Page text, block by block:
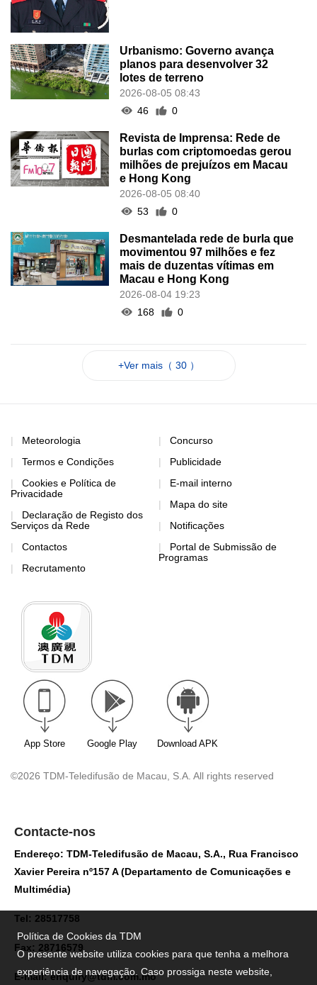
Urbanismo: Governo avança
planos para desenvolver 32
lotes de terreno
2026-08-05 08:43
46
0
Revista de Imprensa: Rede de
burlas com criptomoedas gerou
milhões de prejuízos em Macau
e Hong Kong
2026-08-05 08:40
53
0
Desmantelada rede de burla que
movimentou 97 milhões e fez
mais de duzentas vítimas em
Macau e Hong Kong
2026-08-04 19:23
168
0
+Ver mais（ 30 ）
Meteorologia
Termos e Condições
Cookies e Política de
Privacidade
Declaração de Registo dos
Serviços da Rede
Contactos
Recrutamento
Concurso
Publicidade
E-mail interno
Mapa do site
Notificações
Portal de Submissão de
Programas
App Store Google Play Download APK
©2026 TDM-Teledifusão de Macau, S.A. All rights reserved
Contacte-nos
Endereço: TDM-Teledifusão de Macau, S.A., Rua Francisco
Xavier Pereira nº157 A (Departamento de Comunicações e
Multimédia)
Tel: 28517758
Fax: 28716579
E-mail:enquiry@tdm.com.mo
Política de Cookies da TDM
O presente website utiliza cookies para que tenha a melhora
experiência de navegação. Caso prossiga neste website,